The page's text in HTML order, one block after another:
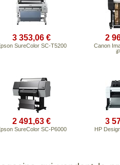
3 353,06 €
SureColor SC-T5200
2
Canon
2 491,63 €
SureColor SC-P6000
3
HP